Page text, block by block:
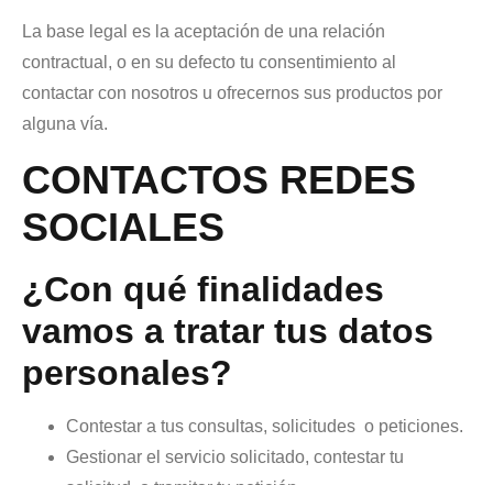
La base legal es la aceptación de una relación
contractual, o en su defecto tu consentimiento al
contactar con nosotros u ofrecernos sus productos por
alguna vía.
CONTACTOS REDES
SOCIALES
¿Con qué finalidades
vamos a tratar tus datos
personales?
Contestar a tus consultas, solicitudes o peticiones.
Gestionar el servicio solicitado, contestar tu